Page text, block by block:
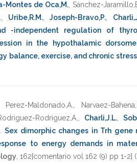
Montes de Oca,M. Sánchez-
Uribe,R.M.,Joseph-Bravo,P.
-independent regulation of
in the hypothalamic
balance, exercise, and chronic stress
Perez-Maldonado,A. Narvaez-
Rodriguez,A. Charli,J.L.,
.Sex dimorphic changes in Trh gene
to energy demands in
162[comentario vol 162 (9) pp 1-2]